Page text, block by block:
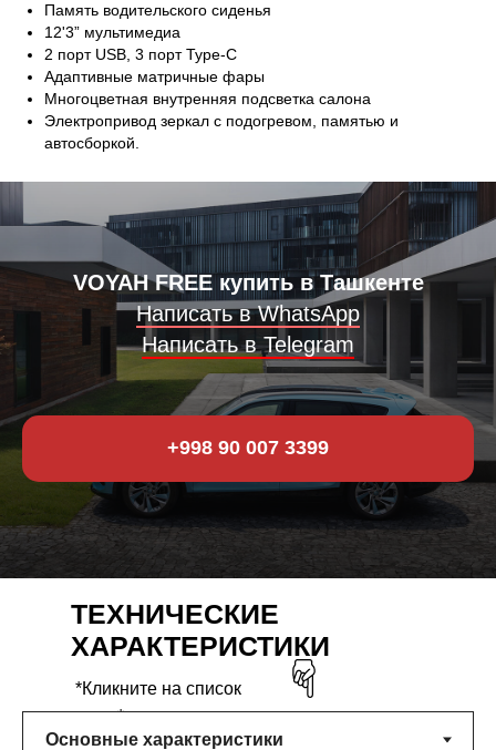
Память водительского сиденья
12'3” мультимедиа
2 порт USB, 3 порт Type-C
Адаптивные матричные фары
Многоцветная внутренняя подсветка салона
Электропривод зеркал с подогревом, памятью и
автосборкой.
VOYAH FREE купить в Ташкенте
Написать в WhatsApp
Написать в Telegram
+998 90 007 3399
ТЕХНИЧЕСКИЕ
ХАРАКТЕРИСТИКИ
*Кликните на список
ниже*